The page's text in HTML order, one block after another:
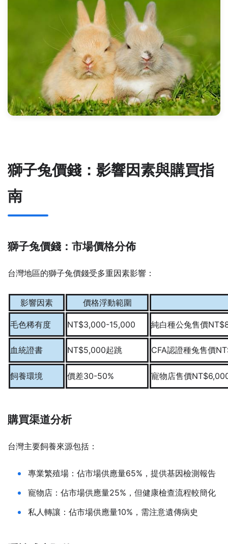
獅子兔價錢：影響因素與購買指
南
獅子兔價錢：市場價格分佈
台灣地區的獅子兔價錢受多重因素影響：
影響因素 價格浮動範圍
毛色稀有度 NT$3,000-15,000 純白種公兔售價
血統證書 NT$5,000起跳 CFA認證種兔售價
飼養環境 價差30-50% 寵物店售價
購買渠道分析
台灣主要飼養來源包括：
專業繁殖場：佔市場供應量65%，提供基因檢測報告
寵物店：佔市場供應量25%，但健康檢查流程較簡化
私人轉讓：佔市場供應量10%，需注意遺傳病史